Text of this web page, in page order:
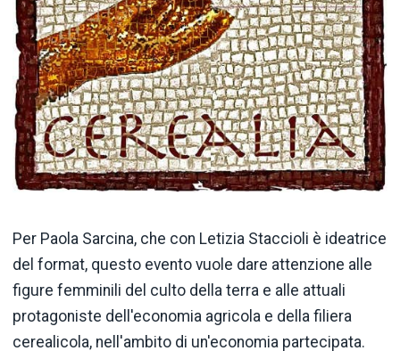
Per Paola Sarcina, che con Letizia Staccioli è ideatrice
del format, questo evento vuole dare attenzione alle
figure femminili del culto della terra e alle attuali
protagoniste dell'economia agricola e della filiera
cerealicola, nell'ambito di un'economia partecipata.